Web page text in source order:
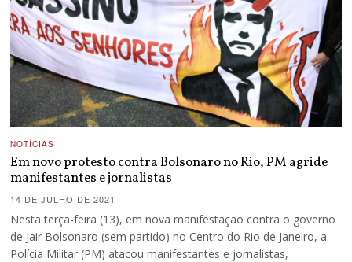
NOTÍCIAS
Em novo protesto contra Bolsonaro no Rio, PM agride
manifestantes e jornalistas
14 DE JULHO DE 2021
Nesta terça-feira (13), em nova manifestação contra o governo
de Jair Bolsonaro (sem partido) no Centro do Rio de Janeiro, a
Polícia Militar (PM) atacou manifestantes e jornalistas,